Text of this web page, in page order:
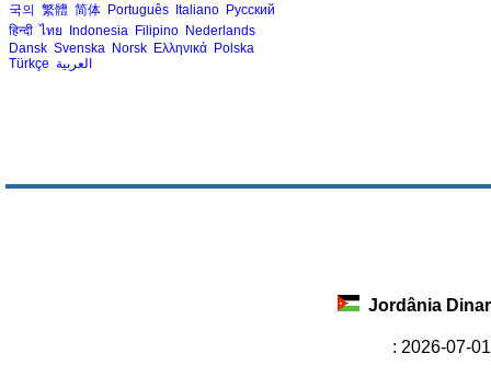
국의 繁體 简体 Português Italiano Русский
हिन्दी ไทย Indonesia Filipino Nederlands
Dansk Svenska Norsk Ελληνικά Polska
Türkçe العربية
Jordânia
: 2026-07-